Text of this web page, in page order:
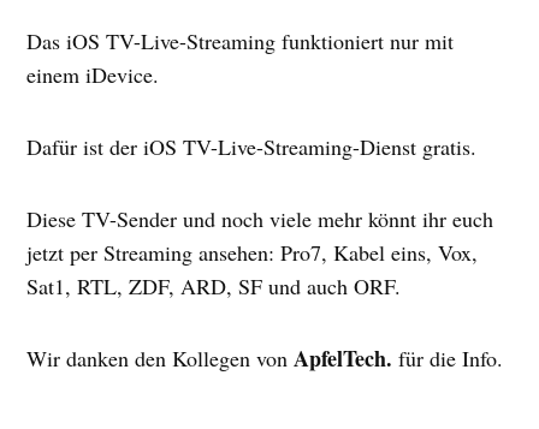
Das iOS TV-Live-Streaming funktioniert nur mit
einem iDevice.
Dafür ist der iOS TV-Live-Streaming-Dienst gratis.
Diese TV-Sender und noch viele mehr könnt ihr euch
jetzt per Streaming ansehen: Pro7, Kabel eins, Vox,
Sat1, RTL, ZDF, ARD, SF und auch ORF.
Wir danken den Kollegen vonApfelTech. für die Info.